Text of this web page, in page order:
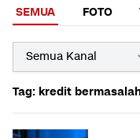
SEMUA FOTO
Tag: kredit